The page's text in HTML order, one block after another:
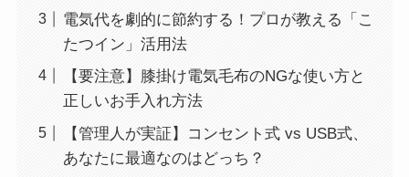
電気代を劇的に節約する！プロが教える「こ
たつイン」活用法
【要注意】膝掛け電気毛布のNGな使い方と
正しいお手入れ方法
【管理人が実証】コンセント式 vs USB式、
あなたに最適なのはどっち？